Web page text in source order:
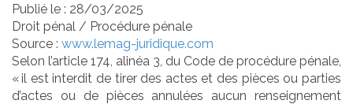
Publié le : 28/03/2025
Droit pénal / Procédure pénale
Source : www.lemag-juridique.com
Selon l’article 174, alinéa 3, du Code de procédure pénale,
« il est interdit de tirer des actes et des pièces ou parties
d’actes ou de pièces annulées aucun renseignement